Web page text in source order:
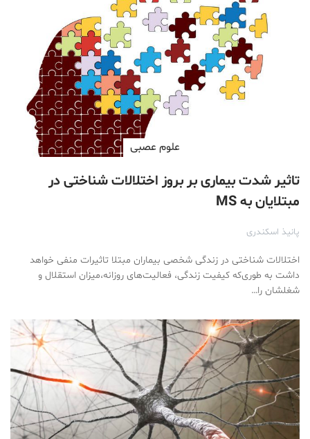
علوم عصبی
تاثیر شدت بیماری بر بروز اختلالات شناختی در
مبتلایان به MS
پانیذ اسکندری
اختلالات شناختی در زندگی شخصی بیماران مبتلا تاثیرات منفی خواهد
داشت به طوری‌که کیفیت زندگی، فعالیت‌های روزانه،میزان استقلال و
شغلشان را…